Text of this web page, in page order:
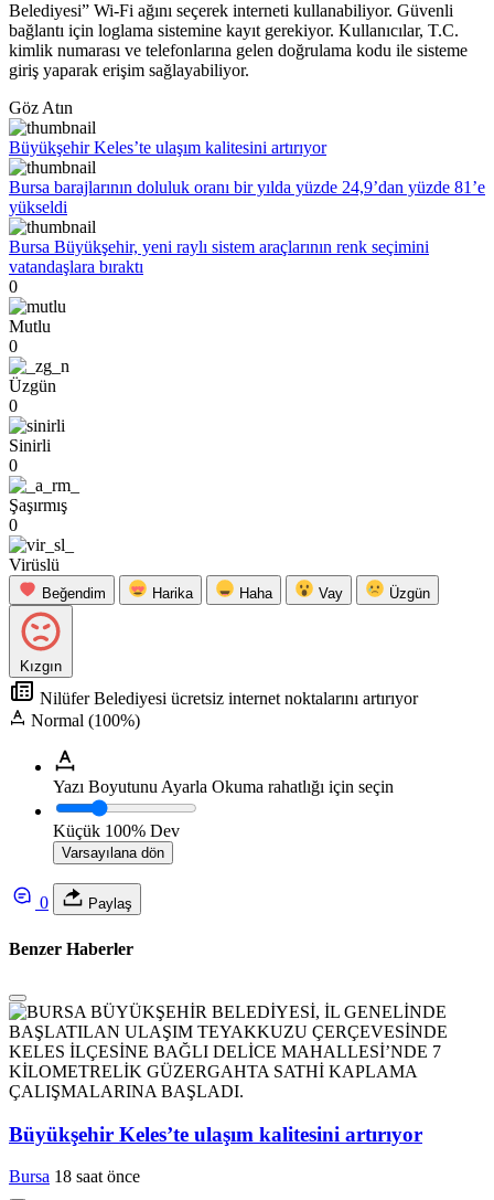
Belediyesi” Wi-Fi ağını seçerek interneti kullanabiliyor. Güvenli
bağlantı için loglama sistemine kayıt gerekiyor. Kullanıcılar, T.C.
kimlik numarası ve telefonlarına gelen doğrulama kodu ile sisteme
giriş yaparak erişim sağlayabiliyor.
Göz Atın
Büyükşehir Keles’te ulaşım kalitesini artırıyor
Bursa barajlarının doluluk oranı bir yılda yüzde 24,9’dan yüzde 81’e
yükseldi
Bursa Büyükşehir, yeni raylı sistem araçlarının renk seçimini
vatandaşlara bıraktı
0
Mutlu
0
Üzgün
0
Sinirli
0
Şaşırmış
0
Virüslü
Beğendim Harika Haha Vay Üzgün
Kızgın
Nilüfer Belediyesi ücretsiz internet noktalarını artırıyor
Normal (100%)
Yazı Boyutunu Ayarla Okuma rahatlığı için seçin
Küçük 100% Dev
Varsayılana dön
0 Paylaş
Benzer Haberler
Büyükşehir Keles’te ulaşım kalitesini artırıyor
Bursa 18 saat önce